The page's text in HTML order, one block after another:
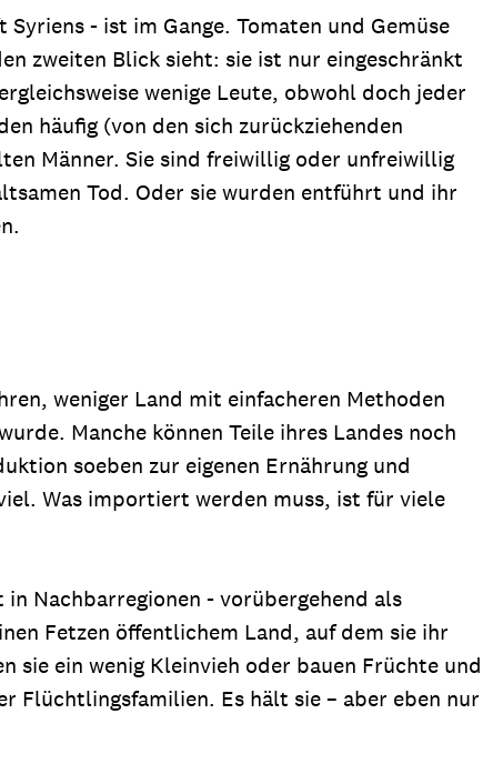
- ist im Gange. Tomaten und Gemüse
zweiten Blick sieht: sie ist nur eingeschränkt
wenige Leute, obwohl doch jeder
häufig (von den sich zurückziehenden
Männer. Sie sind freiwillig oder unfreiwillig
Tod. Oder sie wurden entführt und ihr
weniger Land mit einfacheren Methoden
Manche können Teile ihres Landes noch
soeben zur eigenen Ernährung und
Was importiert werden muss, ist für viele
Nachbarregionen - vorübergehend als
Fetzen öffentlichem Land, auf dem sie ihr
ein wenig Kleinvieh oder bauen Früchte und
Flüchtlingsfamilien. Es hält sie – aber eben nur